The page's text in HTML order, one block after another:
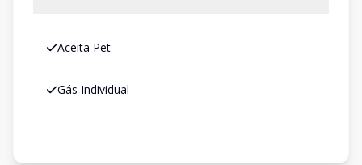
Aceita Pet
Gás Individual